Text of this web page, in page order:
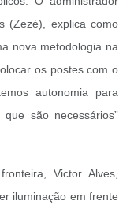
(Zezé), explica como
nova metodologia na
os postes com o
autonomia para
são necessários”
Victor Alves,
iluminação em frente